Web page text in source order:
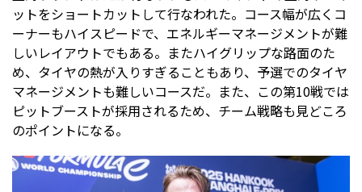
ットをショートカットして行なわれた。コース幅が広くコ
ーナーもハイスピードで、エネルギーマネージメントが難
しいレイアウトでもある。またハイグリップな路面のた
め、タイヤの熱が入りすぎることもあり、予選でのタイヤ
マネージメントも難しいコースだ。また、この第10戦では
ピットブーストが採用されるため、チーム戦略も見どころ
のポイントになる。